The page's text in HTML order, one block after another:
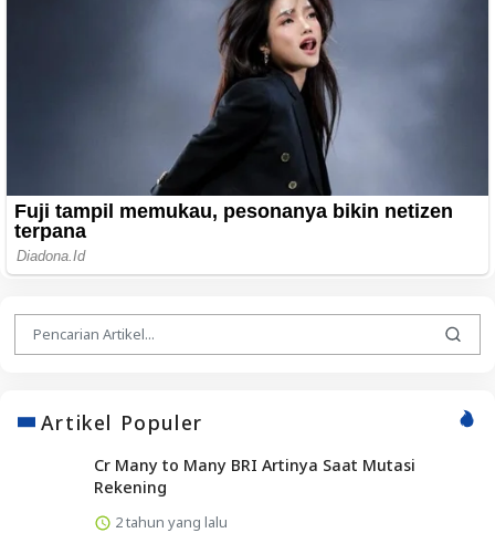
Artikel Populer
Cr Many to Many BRI Artinya Saat Mutasi
Rekening
2 tahun yang lalu